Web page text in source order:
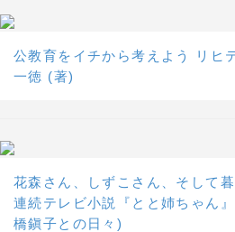
公教育をイチから考えよう リヒ
一徳 (著)
花森さん、しずこさん、そして
連続テレビ小説『とと姉ちゃん
橋鎭子との日々)